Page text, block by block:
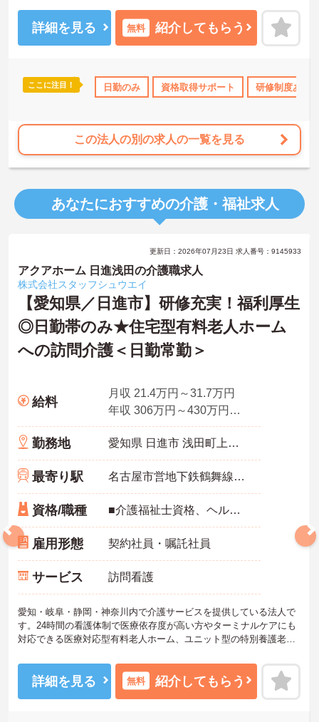
研修制度あり 産休･育休･介護休暇取得実績あり 交通費支給
詳細を見る 無料 紹介してもらう
ここに注目！ 日勤のみ 資格取得サポート 研修制度あり
この法人の別の求人の一覧を見る
あなたにおすすめの介護・福祉求人
更新日：2026年07月23日 求人番号：9145933
アクアホーム 日進浅田の介護職求人
株式会社スタッフシュウエイ
【愛知県／日進市】研修充実！福利厚生
◎日勤帯のみ★住宅型有料老人ホーム
への訪問介護＜日勤常勤＞
給料
月収 21.4万円～31.7万円
年収 306万円～430万円程度
勤務地 愛知県 日進市 浅田町上納24-17
最寄り駅 名古屋市営地下鉄鶴舞線「赤池(愛知)駅」徒歩16分
資格/職種 ■介護福祉士資格、ヘルパー2級･初任者研修以上をお持ちの方 ※ブランクのある方、無資格・未経験の方も相談可能
雇用形態 契約社員・嘱託社員
サービス 訪問看護
愛知・岐阜・静岡・神奈川内で介護サービスを提供している法人で
す。24時間の看護体制で医療依存度が高い方やターミナルケアにも
対応できる医療対応型有料老人ホーム、ユニット型の特別養護老人
人ひとりに寄り添ったケアが実現できます。福利厚生も整っており
長く安心してご就業できる環境です。ご興味ある方には、面接対策
ポイントなど、さらに詳細をお話しいたしますのでお気軽にご相談
詳細を見る 無料 紹介してもらう